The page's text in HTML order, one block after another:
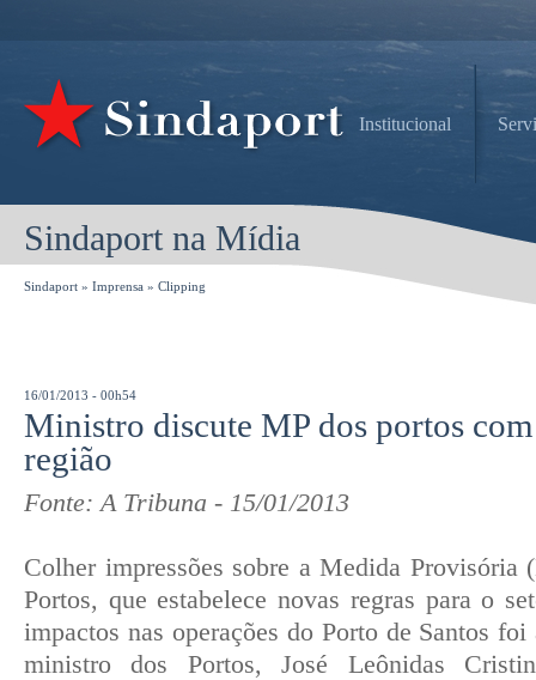
Institucional
Sindaport na Mídia
Sindaport » Imprensa » Clipping
16/01/2013 - 00h54
Ministro discute MP dos portos
região
Fonte: A Tribuna - 15/01/2013
Colher impressões sobre a Medida Provisória
Portos, que estabelece novas regras para o
impactos nas operações do Porto de Santos
ministro dos Portos, José Leônidas